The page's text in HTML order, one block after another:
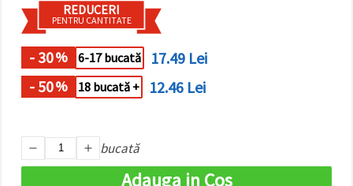
Аcceptati
toate!
Setări
REDUCERI
PENTRU CANTITATE
- 30% 6-17 bucată
17.49 Lei
- 50% 18 bucată + 12.46 Lei
bucată
Adauga in Cos